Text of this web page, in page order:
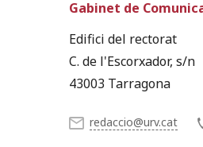
Gabinet de
Edifici del rectorat
C. de l'Escorxador, s/n
43003 Tarragona
redaccio@urv.cat